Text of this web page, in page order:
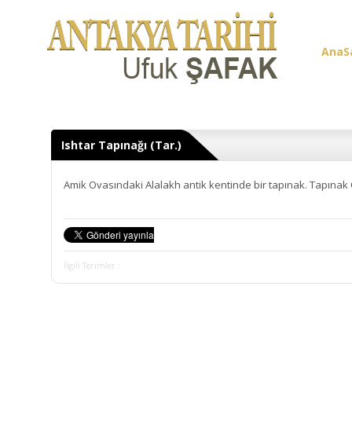
Ishtar Tapınağı (Tar.)
Amik Ovasındaki Alalakh antik kentinde bir tapınak. Tapınak
İlgili Terimler :